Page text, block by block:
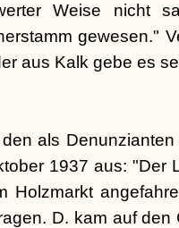
Weise nicht
gewesen."
aus Kalk gebe es
als
1937 aus: "Der
Holzmarkt
D. kam auf den